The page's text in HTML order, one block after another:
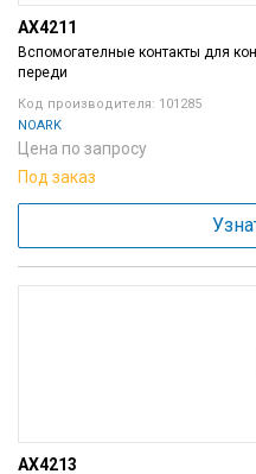
AX4211
Вспомогателные контакты для
переди
Код производителя: 101285
NOARK
Цена по запросу
Под заказ
AX4213